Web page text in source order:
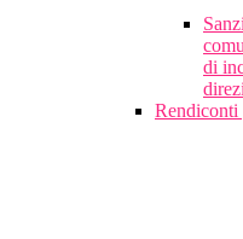
di